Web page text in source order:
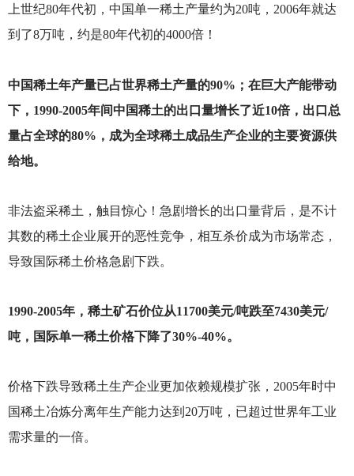
上世纪80年代初，中国单一稀土产量约为20吨，2006年就达
到了8万吨，约是80年代初的4000倍！
中国稀土年产量已占世界稀土产量的90%；在巨大产能带动
下，1990-2005年间中国稀土的出口量增长了近10倍，出口总
量占全球的80%，成为全球稀土成品生产企业的主要资源供
给地。
非法盗采稀土，触目惊心！急剧增长的出口量背后，是不计
其数的稀土企业展开的恶性竞争，相互杀价成为市场常态，
导致国际稀土价格急剧下跌。
1990-2005年，稀土矿石价位从11700美元/吨跌至7430美元/
吨，国际单一稀土价格下降了30%-40%。
价格下跌导致稀土生产企业更加依赖规模扩张，2005年时中
国稀土冶炼分离年生产能力达到20万吨，已超过世界年工业
需求量的一倍。